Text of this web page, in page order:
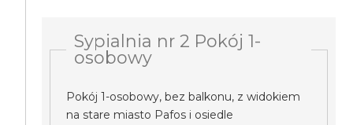
Sypialnia nr 2 Pokój 1-
osobowy
Pokój 1-osobowy, bez balkonu, z widokiem
na stare miasto Pafos i osiedle